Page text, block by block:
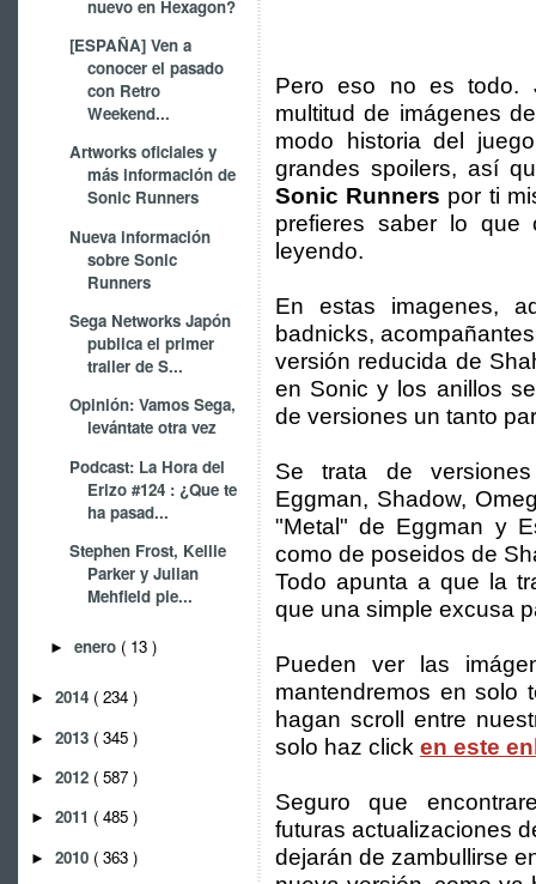
nuevo en Hexagon?
[ESPAÑA] Ven a
conocer el pasado
con Retro
Weekend...
Artworks oficiales y
más información de
Sonic Runners
Nueva información
sobre Sonic
Runners
Sega Networks Japón
publica el primer
trailer de S...
Opinión: Vamos Sega,
levántate otra vez
Podcast: La Hora del
Erizo #124 : ¿Que te
ha pasad...
Stephen Frost, Kellie
Parker y Julian
Mehfield pie...
► enero ( 13 )
► 2014 ( 234 )
► 2013 ( 345 )
► 2012 ( 587 )
► 2011 ( 485 )
► 2010 ( 363 )
Pero eso no es todo.
multitud de imágenes
modo historia del
grandes spoilers, así
Sonic Runners por ti
prefieres saber lo que
leyendo.
En estas imagenes,
badnicks,
versión reducida de
en Sonic y los anillos
de versiones un tanto
Se trata de
Eggman, Shadow,
"Metal" de Eggman y
como de poseidos de
Todo apunta a que la
que una simple excusa
Pueden ver las
mantendremos en solo
hagan scroll entre
solo haz click en este
Seguro que
futuras actualizaciones
dejarán de zambullirse